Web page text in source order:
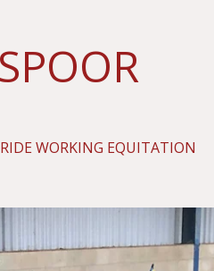
WORKING EQUITATION